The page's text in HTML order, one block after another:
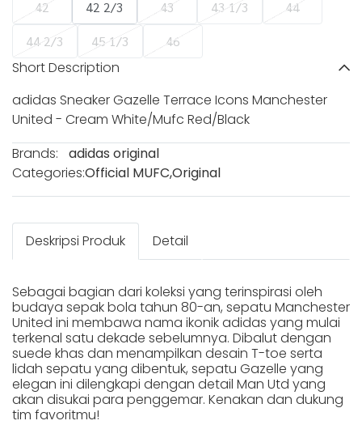
42
42 2/3 43 43 1/3
44
44 2/3
45 1/3 46
Short Description
adidas Sneaker Gazelle Terrace Icons Manchester
United - Cream White/Mufc Red/Black
Brands:
adidas original
Categories:Official MUFC,Original
Deskripsi Produk Detail
Sebagai bagian dari koleksi yang terinspirasi oleh
budaya sepak bola tahun 80-an, sepatu Manchester
United ini membawa nama ikonik adidas yang mulai
terkenal satu dekade sebelumnya. Dibalut dengan
suede khas dan menampilkan desain T-toe serta
lidah sepatu yang dibentuk, sepatu Gazelle yang
elegan ini dilengkapi dengan detail Man Utd yang
akan disukai para penggemar. Kenakan dan dukung
tim favoritmu!